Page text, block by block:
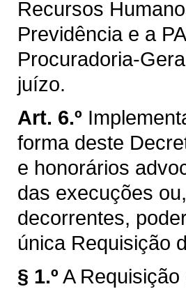
Recursos
Previdência e a
Procuradoria-
juízo.
Art. 6.º
forma deste
e honorários
das execuções
decorrentes,
única Requisição
§ 1.º A